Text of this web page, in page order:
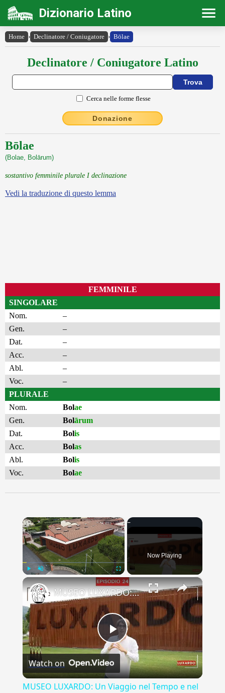
Dizionario Latino
Home › Declinatore / Coniugatore › Bōlae
Declinatore / Coniugatore Latino
Cerca nelle forme flesse
Donazione
Bōlae
(Bolae, Bolārum)
sostantivo femminile plurale I declinazione
Vedi la traduzione di questo lemma
FEMMINILE
SINGOLARE
Nom.
–
Gen.
–
Dat.
–
Acc.
–
Abl.
–
Voc.
–
PLURALE
Nom.
Bolae
Gen.
Bolārum
Dat.
Bolis
Acc.
Bolas
Abl.
Bolis
Voc.
Bolae
×
Fullscreen
Now Playing
×
Play
Video
MUSEO LUXARDO: Un Viaggio nel Tempo e nel Gusto
Watch on
MUSEO LUXARDO: Un Viaggio nel Tempo e nel